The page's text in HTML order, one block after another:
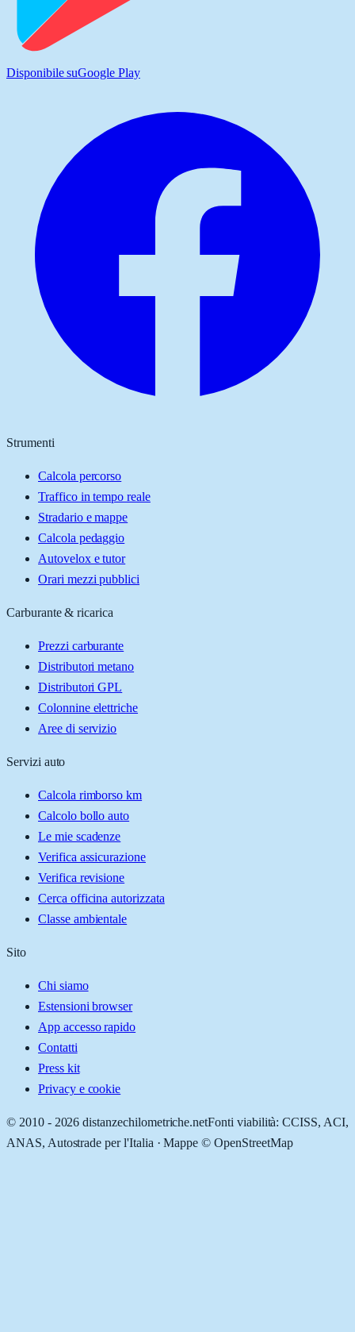
Disponibile suGoogle Play
Strumenti
Calcola percorso
Traffico in tempo reale
Stradario e mappe
Calcola pedaggio
Autovelox e tutor
Orari mezzi pubblici
Carburante & ricarica
Prezzi carburante
Distributori metano
Distributori GPL
Colonnine elettriche
Aree di servizio
Servizi auto
Calcola rimborso km
Calcolo bollo auto
Le mie scadenze
Verifica assicurazione
Verifica revisione
Cerca officina autorizzata
Classe ambientale
Sito
Chi siamo
Estensioni browser
App accesso rapido
Contatti
Press kit
Privacy e cookie
© 2010 - 2026 distanzechilometriche.netFonti viabilità: CCISS, ACI,
ANAS, Autostrade per l'Italia · Mappe © OpenStreetMap